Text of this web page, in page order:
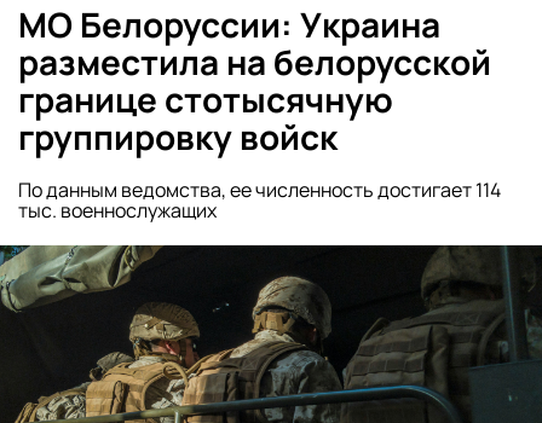
МО Белоруссии: Украина
разместила на белорусской
границе стотысячную
группировку войск
По данным ведомства, ее численность достигает 114
тыс. военнослужащих